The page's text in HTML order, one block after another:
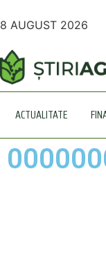
8 AUGUST 2026
ACTUALITATE